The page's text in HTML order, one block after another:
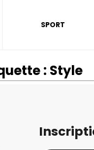
SPORT
: Style